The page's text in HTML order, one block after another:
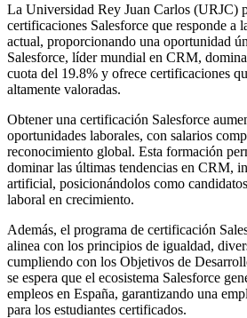
La Universidad Rey Juan Carlos (URJC)
certificaciones Salesforce que responde a
actual, proporcionando una oportunidad
Salesforce, líder mundial en CRM,
cuota del 19.8% y ofrece certificaciones
altamente valoradas.
Obtener una certificación Salesforce
oportunidades laborales, con salarios
reconocimiento global. Esta formación
dominar las últimas tendencias en CRM,
artificial, posicionándolos como
laboral en crecimiento.
Además, el programa de certificación
alinea con los principios de igualdad,
cumpliendo con los Objetivos de
se espera que el ecosistema Salesforce
empleos en España, garantizando una
para los estudiantes certificados.